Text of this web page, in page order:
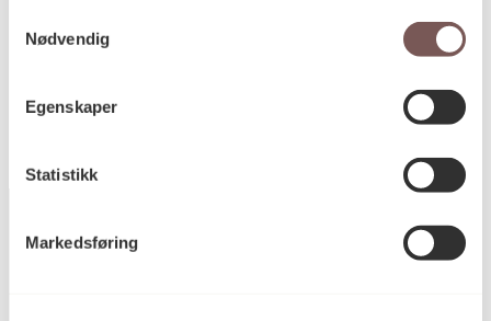
Nødvendig
Egenskaper
Statistikk
Markedsføring